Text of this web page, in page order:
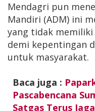
Mendagri pun
Mandiri (ADM) ini
yang tidak
demi kepentingan
untuk masyarakat.
Baca juga :
Pascabencana
Satgas Terus